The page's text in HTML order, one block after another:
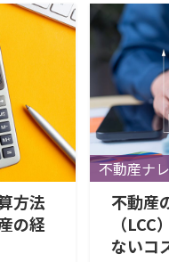
方法
の経
不動産ナ
不動産
（
ないコ